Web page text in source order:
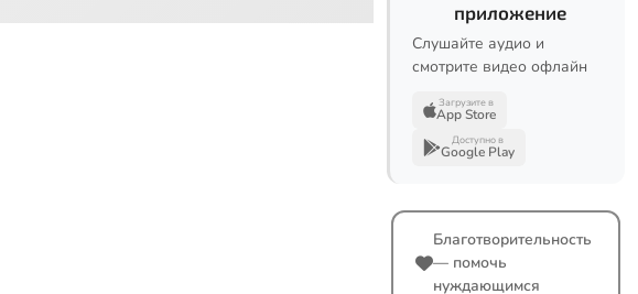
приложение
Слушайте аудио и
смотрите видео офлайн
Загрузите в
App Store
Доступно в
Google Play
Благотворительность
— помочь
нуждающимся